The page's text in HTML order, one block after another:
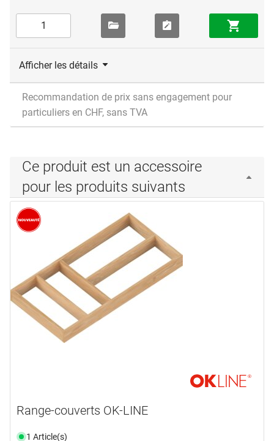
Afficher les détails
Recommandation de prix sans engagement pour
particuliers en CHF, sans TVA
Ce produit est un accessoire
pour les produits suivants
Range-couverts OK-LINE
1 Article(s)